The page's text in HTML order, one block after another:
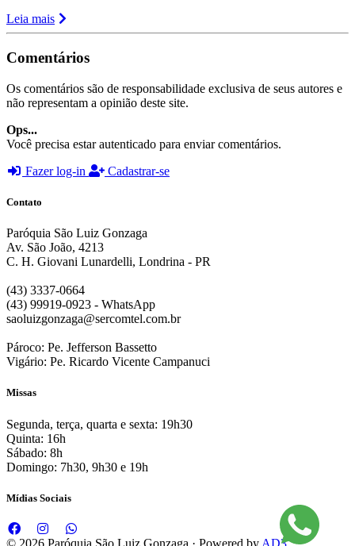
Leia mais
Comentários
Os comentários são de responsabilidade exclusiva de seus autores e
não representam a opinião deste site.
Ops...
Você precisa estar autenticado para enviar comentários.
Fazer log-in
Cadastrar-se
Contato
Paróquia São Luiz Gonzaga
Av. São João, 4213
C. H. Giovani Lunardelli, Londrina - PR
(43) 3337-0664
(43) 99919-0923 - WhatsApp
saoluizgonzaga@sercomtel.com.br
Pároco: Pe. Jefferson Bassetto
Vigário: Pe. Ricardo Vicente Campanuci
Missas
Segunda, terça, quarta e sexta: 19h30
Quinta: 16h
Sábado: 8h
Domingo: 7h30, 9h30 e 19h
Mídias Sociais
© 2026 Paróquia São Luiz Gonzaga · Powered by AD3